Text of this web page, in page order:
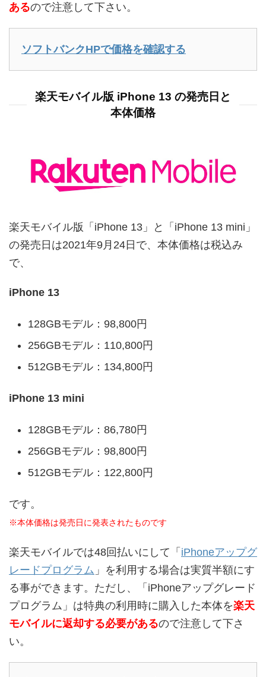
あるので注意して下さい。
ソフトバンクHPで価格を確認する
楽天モバイル版 iPhone 13 の発売日と
本体価格
楽天モバイル版「iPhone 13」と「iPhone 13 mini」
の発売日は2021年9月24日で、本体価格は税込み
で、
iPhone 13
128GBモデル：98,800円
256GBモデル：110,800円
512GBモデル：134,800円
iPhone 13 mini
128GBモデル：86,780円
256GBモデル：98,800円
512GBモデル：122,800円
です。
※本体価格は発売日に発表されたものです
楽天モバイルでは48回払いにして「 iPhoneアップグ
レードプログラム 」を利用する場合は実質半額にす
る事ができます。ただし、「iPhoneアップグレード
プログラム」は特典の利用時に購入した本体を楽天
モバイルに返却する必要があるので注意して下さ
い。